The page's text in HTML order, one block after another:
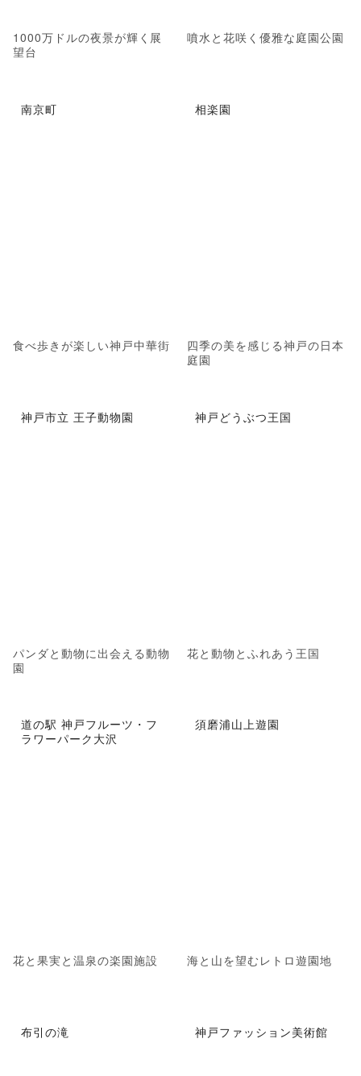
1000万ドルの夜景が輝く展
望台
噴水と花咲く優雅な庭園公園
南京町
食べ歩きが楽しい神戸中華街
相楽園
四季の美を感じる神戸の日本
庭園
神戸市立 王子動物園
パンダと動物に出会える動物
園
神戸どうぶつ王国
花と動物とふれあう王国
道の駅 神戸フルーツ・フ
ラワーパーク大沢
花と果実と温泉の楽園施設
須磨浦山上遊園
海と山を望むレトロ遊園地
布引の滝 神戸ファッション美術館